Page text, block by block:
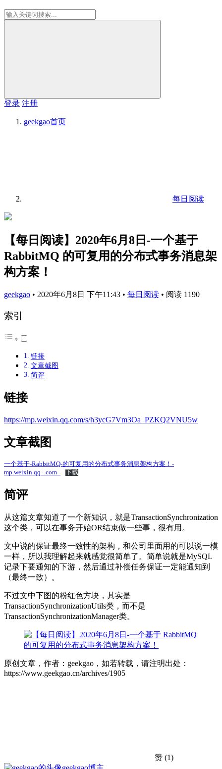
登录 注册
geekgao首页
每日阅读
【每日阅读】2020年6月8日-一个基于
RabbitMQ 的可复用的分布式事务消息架
构方案！
geekgao • 2020年6月8日 下午11:43 • 每日阅读 • 阅读 1190
索引
链接
文章截图
简评
链接
https://mp.weixin.qq.com/s/h3ycG7Vm3Oa_PZKQ2VNU5w
文章截图
一个基于-RabbitMQ-的可复用的分布式事务消息架构方案！-
mp.weixin.qq_.com_
下载
简评
从这篇文章知道了一个新知识，就是TransactionSynchronization
这个类，可以在事务开始OR结束做一些事，很有用。
文中说的保证最终一致性的架构，和公司里面用的可以说一模
一样，所以我理解起来就感觉很简单了。简单说就是MySQL
记录下要通知的下游，然后通过补偿任务保证一定能通知到
（最终一致）。
不过文中下图的粉红色方块，其实是
TransactionSynchronizationUtils类，而不是
TransactionSynchronizationManager类。
原创文章，作者：geekgao，如若转载，请注明出处：
https://www.geekgao.cn/archives/1905
赞 (1)